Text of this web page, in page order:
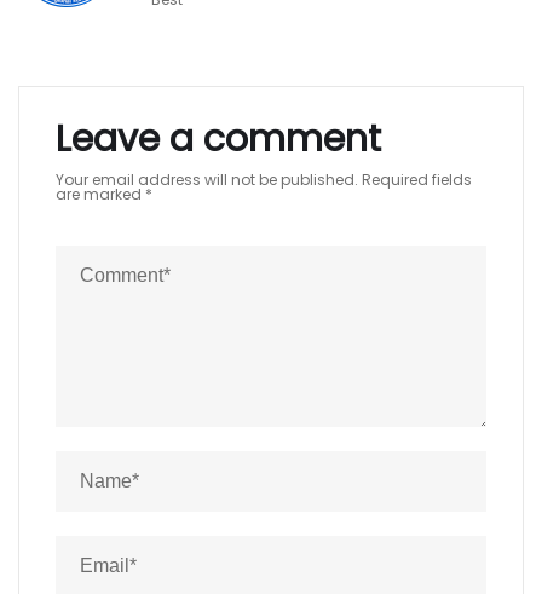
Leave a comment
Your email address will not be published. Required fields
are marked *